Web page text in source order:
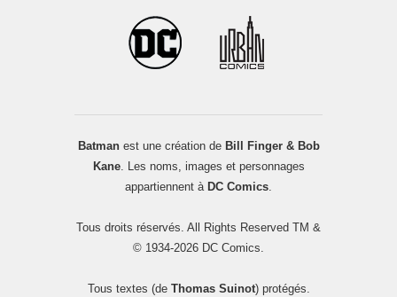
Batmanest une création de Bill Finger & Bob
Kane. Les noms, images et personnages
appartiennent à DC Comics.
Tous droits réservés. All Rights Reserved TM &
© 1934-2026 DC Comics.
Tous textes (de Thomas Suinot) protégés.